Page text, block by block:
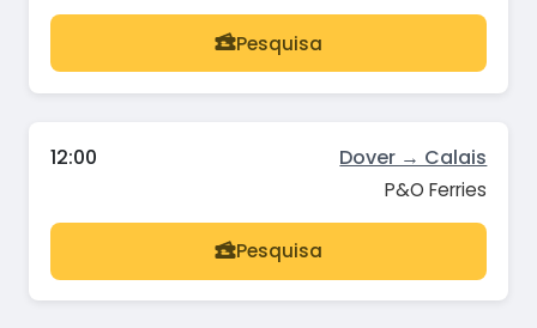
Pesquisa
12:00 Dover → Calais
P&O Ferries
Pesquisa